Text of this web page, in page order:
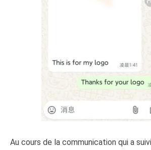
Au cours de la communication qui a